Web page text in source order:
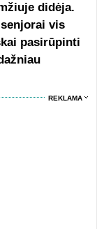
didėja.
vis
pasirūpinti
REKLAMA